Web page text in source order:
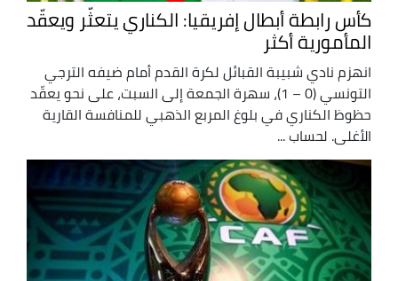
كأس رابطة أبطال إفريقيا: الكناري يتعثّر ويعقّد
المأمورية أكثر
انهزم نادي شبيبة القبائل لكرة القدم أمام ضيفه الترجي
التونسي (0 – 1)، سهرة الجمعة إلى السبت، على نحو يعقّد
حظوظ الكناري في بلوغ المربع الذهبي للمنافسة القارية
الأغلى. لحساب ...